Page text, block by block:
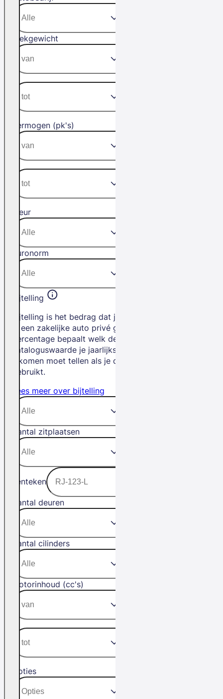
Trekgewicht
Vermogen (pk's)
Kleur
Euronorm
Bijtelling
Bijtelling is het bedrag dat je betaalt als
je een zakelijke auto privé gebruikt. Het
percentage bepaalt welk deel van de
cataloguswaarde je jaarlijks bij je
inkomen moet tellen als je de auto privé
gebruikt.
Lees meer over bijtelling
Aantal zitplaatsen
Kenteken
Aantal deuren
Aantal cilinders
Motorinhoud (cc's)
Opties